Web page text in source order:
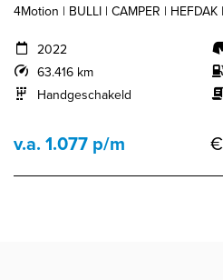
4Motion | BULLI | CAMPER | HEFDAK
2022
63.416 km
Handgeschakeld
v.a. 1.077 p/m